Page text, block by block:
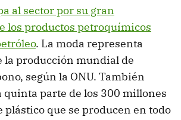
al sector por su gran
los productos petroquímicos
. La moda representa
la producción mundial de
según la ONU. También
quinta parte de los 300 millones
plástico que se producen en todo